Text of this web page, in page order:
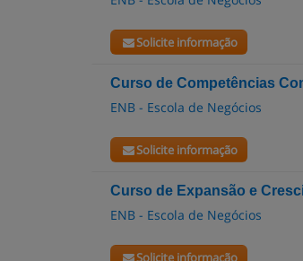
Solicite informação
Curso de Competências
ENB - Escola de Negócios
Solicite informação
Curso de Expansão e
ENB - Escola de Negócios
Solicite informação